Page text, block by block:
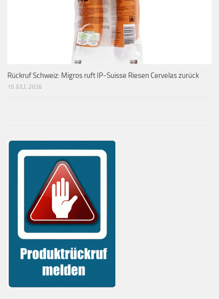
Rückruf Schweiz: Migros ruft IP-Suisse Riesen Cervelas zurück
15 JULI, 2026